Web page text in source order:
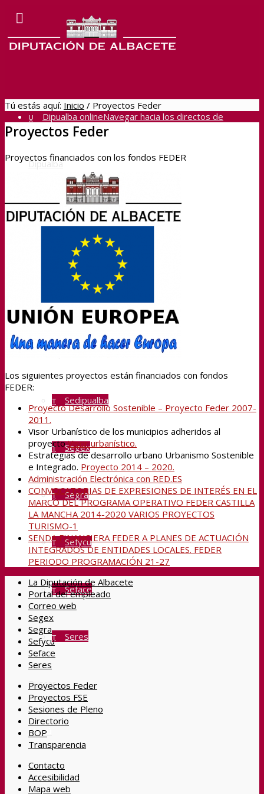
Dipualba onlineNavegar hacia los directos de
Dipualba
BOP
Sede Electrónica
Transparencia
Sedipualba
Sedipualba
Segex
Segra
Sefycu
Seface
Seres
Buscar
Menú
Tú estás aquí: Inicio / Proyectos Feder
Proyectos Feder
Proyectos financiados con los fondos FEDER
Los siguientes proyectos están financiados con fondos
FEDER:
Proyecto Desarrollo Sostenible – Proyecto Feder 2007-
2011.
Visor Urbanístico de los municipios adheridos al
proyectoVisor urbanístico.
Estrategias de desarrollo urbano Urbanismo Sostenible
e Integrado. Proyecto 2014 – 2020.
Administración Electrónica con RED.ES
CONVOCATORIAS DE EXPRESIONES DE INTERÉS EN EL
MARCO DEL PROGRAMA OPERATIVO FEDER CASTILLA
LA MANCHA 2014-2020 VARIOS PROYECTOS
TURISMO-1
SENDA FINANCIERA FEDER A PLANES DE ACTUACIÓN
INTEGRADOS DE ENTIDADES LOCALES. FEDER
PERIODO PROGRAMACIÓN 21-27
La Diputación de Albacete
Portal del empleado
Correo web
Segex
Segra
Sefycu
Seface
Seres
Proyectos Feder
Proyectos FSE
Sesiones de Pleno
Directorio
BOP
Transparencia
Contacto
Accesibilidad
Mapa web